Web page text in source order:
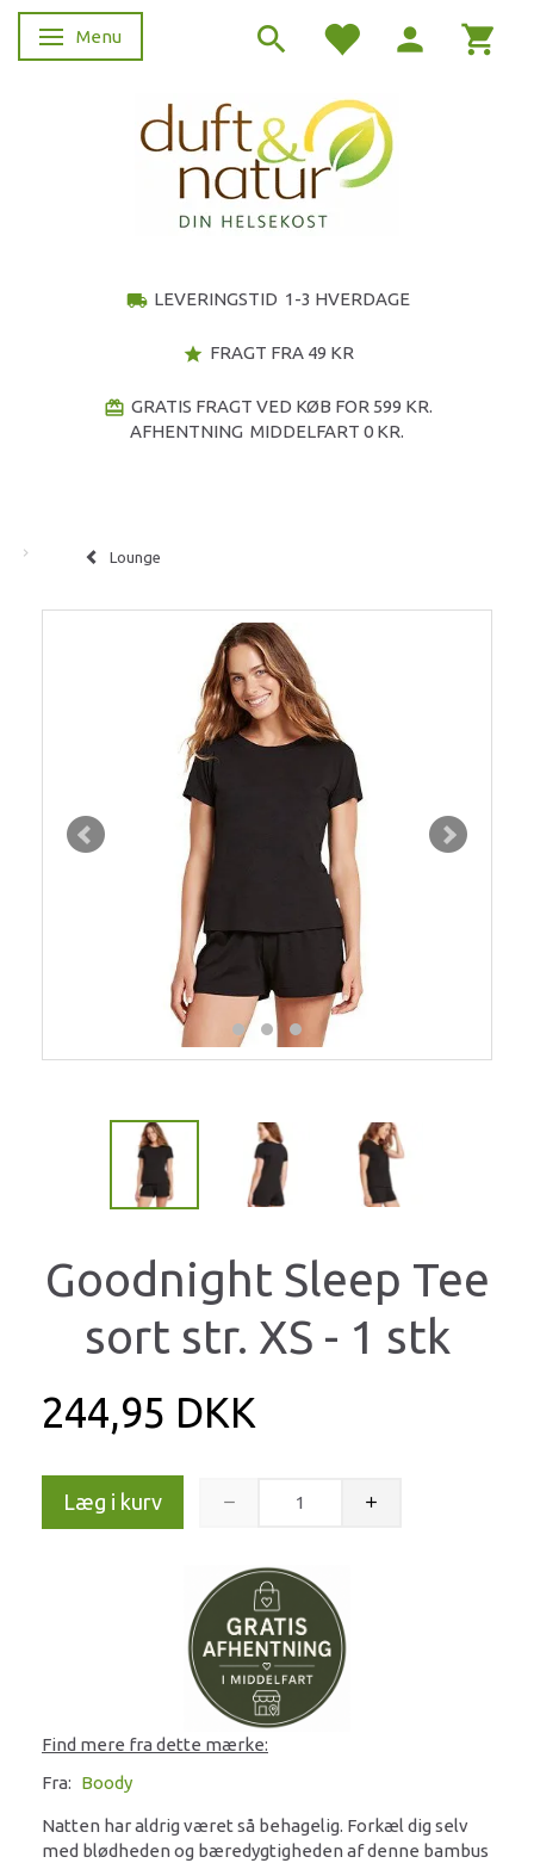
Skifte navigation
Menu
local_shipping LEVERINGSTID 1-3 HVERDAGE
star FRAGT FRA 49 KR
redeem GRATIS FRAGT VED KØB FOR 599 KR.
AFHENTNING MIDDELFART 0 KR.
Lounge
Goodnight Sleep Tee
sort str. XS - 1 stk
244,95 DKK
Læg i kurv
Find mere fra dette mærke:
Fra: Boody
Natten har aldrig været så behagelig. Forkæl dig selv
med blødheden og bæredygtigheden af denne bambus